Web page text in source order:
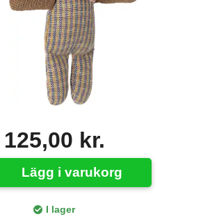
125,00 kr.
Lägg i varukorg
I lager